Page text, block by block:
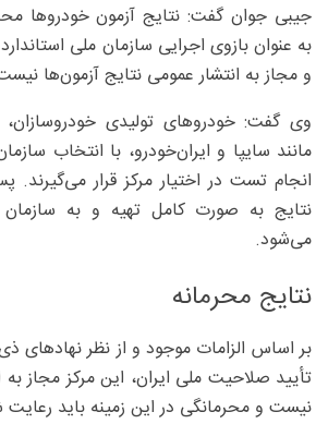
جیبی جوان گفت: نتایج آزمون خودرو‌ها
به عنوان بازوی اجرایی سازمان ملی
و مجاز به انتشار عمومی نتایج آزمون‌ها
وی گفت: خودرو‌های تولیدی
مانند سایپا و ایران‌خودرو، با انتخاب
انجام تست در اختیار مرکز قرار می‌گیرند.
نتایج به صورت کامل تهیه و به سازمان
می‌شود.
نتایج محرمانه
بر اساس الزامات موجود و از نظر نهاد‌های
تأیید صلاحیت ملی ایران، این مرکز مجاز به
نیست و محرمانگی در این زمینه باید